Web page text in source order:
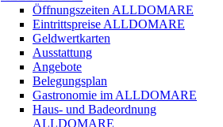
Öffnungszeiten ALLDOMARE
Eintrittspreise ALLDOMARE
Geldwertkarten
Ausstattung
Angebote
Belegungsplan
Gastronomie im ALLDOMARE
Haus- und Badeordnung
ALLDOMARE